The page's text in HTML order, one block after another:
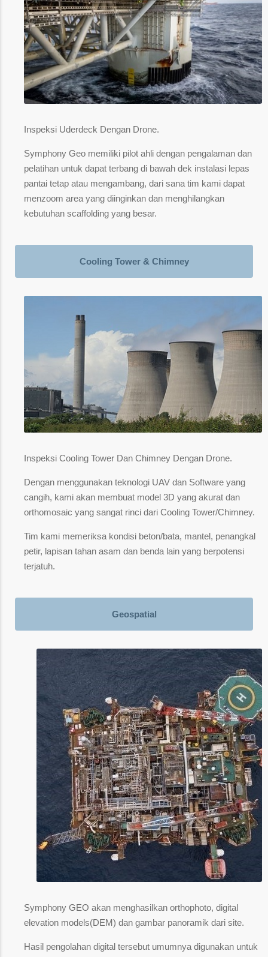
Inspeksi Uderdeck Dengan Drone.
Symphony Geo memiliki pilot ahli dengan pengalaman dan
pelatihan untuk dapat terbang di bawah dek instalasi lepas
pantai tetap atau mengambang, dari sana tim kami dapat
menzoom area yang diinginkan dan menghilangkan
kebutuhan scaffolding yang besar.
Cooling Tower & Chimney
Inspeksi Cooling Tower Dan Chimney Dengan Drone.
Dengan menggunakan teknologi UAV dan Software yang
cangih, kami akan membuat model 3D yang akurat dan
orthomosaic yang sangat rinci dari Cooling Tower/Chimney.
Tim kami memeriksa kondisi beton/bata, mantel, penangkal
petir, lapisan tahan asam dan benda lain yang berpotensi
terjatuh.
Geospatial
Symphony GEO akan menghasilkan orthophoto, digital
elevation models(DEM) dan gambar panoramik dari site.
Hasil pengolahan digital tersebut umumnya digunakan untuk